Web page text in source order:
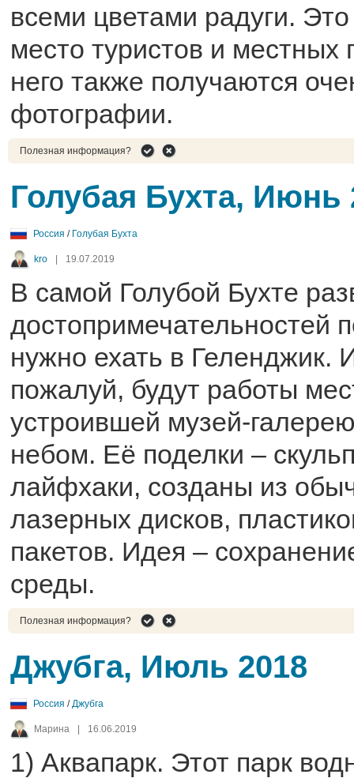
всеми цветами радуги.
место туристов и местных
него также получаются
фотографии.
Полезная информация?
Голубая Бухта, Июнь
Россия / Голубая Бухта
kro 19.07.2019
В самой Голубой Бухте
достопримечательностей
нужно ехать в Геленджик.
пожалуй, будут работы
устроившей музей-
небом. Её поделки –
лайфхаки, созданы из
лазерных дисков,
пакетов. Идея –
среды.
Полезная информация?
Джубга, Июль 2018
Россия /Джубга
Марина 16.06.2019
1) Аквапарк. Этот парк